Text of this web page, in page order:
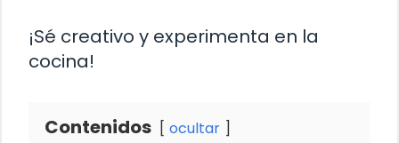
¡Sé creativo y experimenta en la
cocina!
Contenidos ocultar